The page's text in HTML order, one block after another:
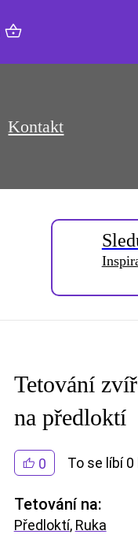
Kontakt
Tetování
na předloktí
0 To se líbí 0
Tetování na:
Předloktí, Ruka